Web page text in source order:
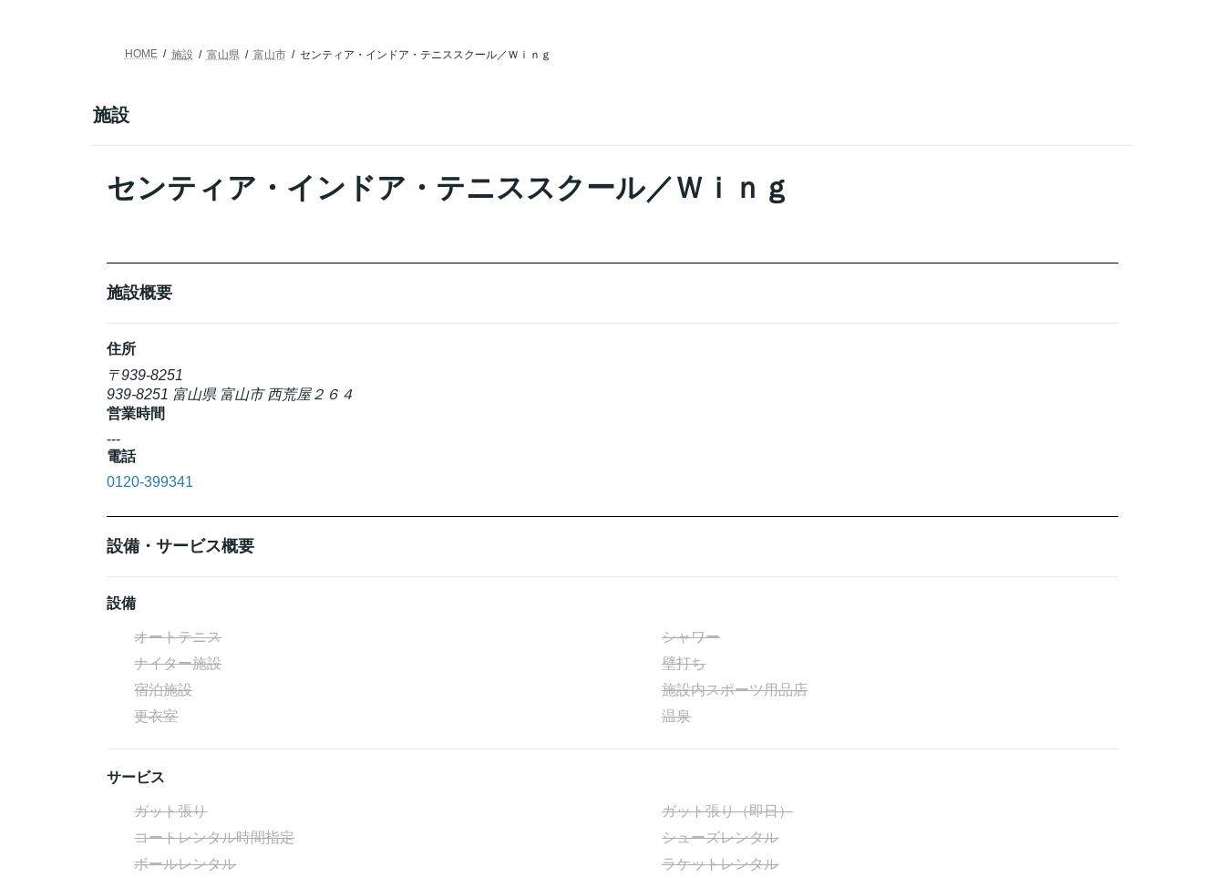
施設
HOME 施設 富山県 富山市 センティア・インドア・テニススクール／Ｗｉｎｇ
センティア・インドア・テニススクール／Ｗｉｎｇ
施設概要
住所
〒939-8251
939-8251 富山県 富山市 西荒屋２６４
営業時間
---
電話
0120-399341
設備・サービス概要
設備
オートテニス
シャワー
ナイター施設
壁打ち
宿泊施設
施設内スポーツ用品店
更衣室
温泉
サービス
ガット張り
ガット張り（即日）
コートレンタル時間指定
シューズレンタル
ボールレンタル
ラケットレンタル